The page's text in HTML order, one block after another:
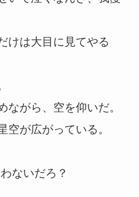
けは大目に見てやる
ながら、空を仰いだ。
空が広がっている。
ないだろ？